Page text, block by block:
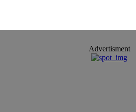
Advertisment